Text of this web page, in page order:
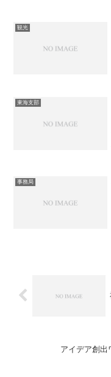
観光
東海支部
事務局
アイデア創出